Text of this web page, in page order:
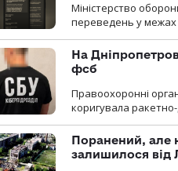
Міністерство
переведень у межах
На
фсб
Правоохоронні
коригувала
Поранений, але
залишилося від